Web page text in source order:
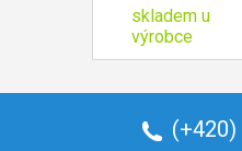
skladem u
výrobce
(+420)